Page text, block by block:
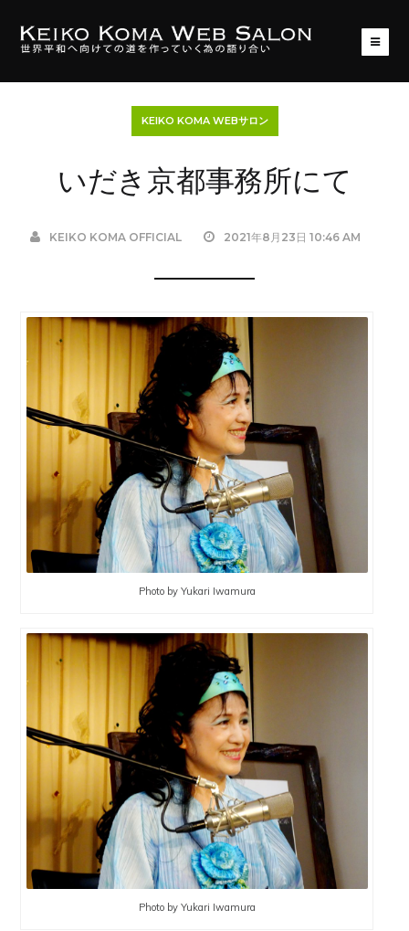
KEIKO KOMA WEBサロン
いだき京都事務所にて
KEIKO KOMA OFFICIAL 2021年8月23日 10:46 AM
Photo by Yukari Iwamura
Photo by Yukari Iwamura